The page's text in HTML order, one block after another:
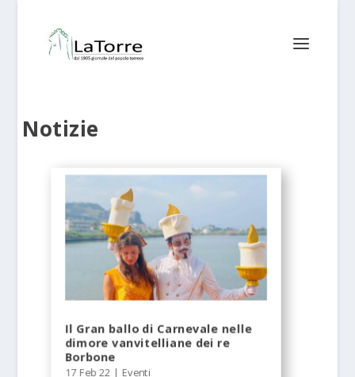
Notizie
Il Gran ballo di Carnevale nelle
dimore vanvitelliane dei re
Borbone
17 Feb 22 | Eventi